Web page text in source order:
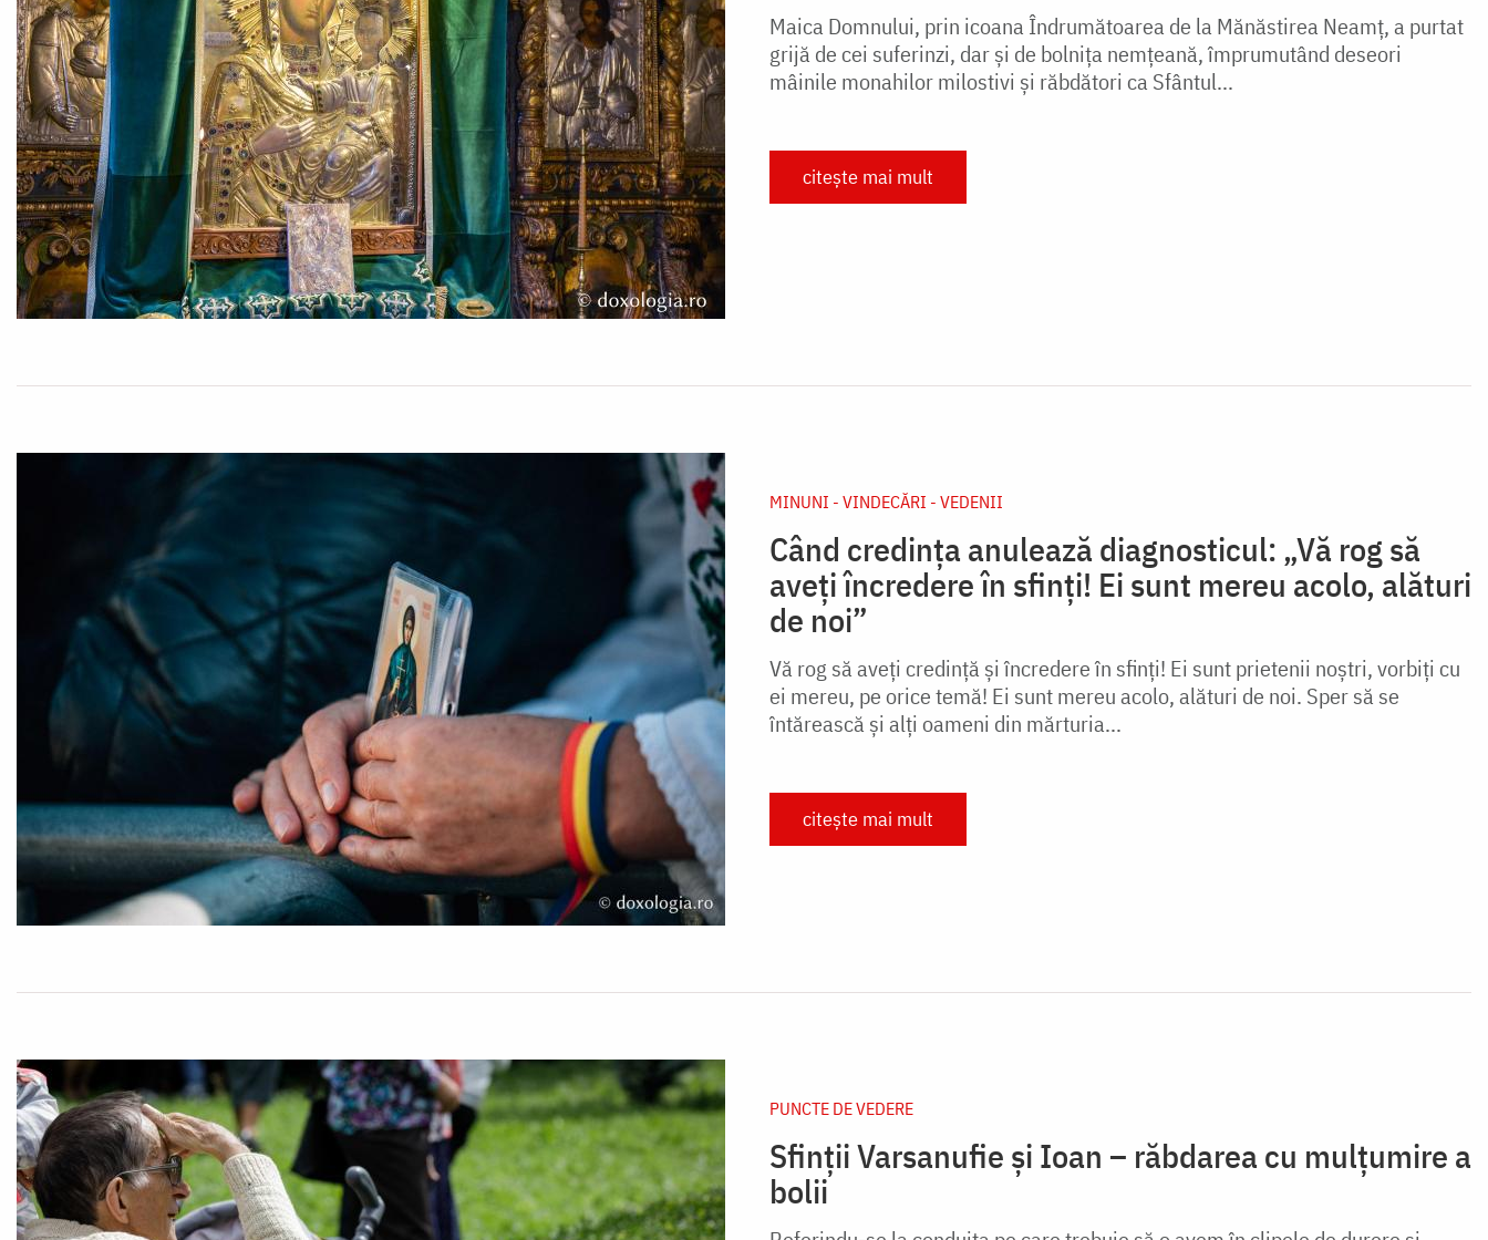
Maica Domnului, prin icoana Îndrumătoarea de la Mănăstirea Neamț, a purtat
grijă de cei suferinzi, dar și de bolnița nemțeană, împrumutând deseori
mâinile monahilor milostivi și răbdători ca Sfântul...
citește mai mult
MINUNI - VINDECĂRI - VEDENII
Când credința anulează diagnosticul: „Vă rog să
aveți încredere în sfinţi! Ei sunt mereu acolo, alături
de noi”
Vă rog să aveți credinţă și încredere în sfinţi! Ei sunt prietenii noștri, vorbiți cu
ei mereu, pe orice temă! Ei sunt mereu acolo, alături de noi. Sper să se
întărească și alți oameni din mărturia...
citește mai mult
PUNCTE DE VEDERE
Sfinții Varsanufie și Ioan – răbdarea cu mulțumire a
bolii